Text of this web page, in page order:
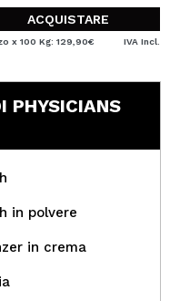
ACQUISTARE
x 100 Kg: 129,90€ IVA Incl.
PHYSICIANS
in polvere
in crema